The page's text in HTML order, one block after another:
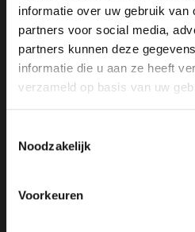
informatie over uw gebruik van
partners voor social media,
partners kunnen deze
informatie die u aan ze heeft
verzameld op basis van uw
Noodzakelijk
Voorkeuren
Burgers maken zich zorgen,
dat vaccin wel nodig én
Jonathan Krispijn zoekt het uit.